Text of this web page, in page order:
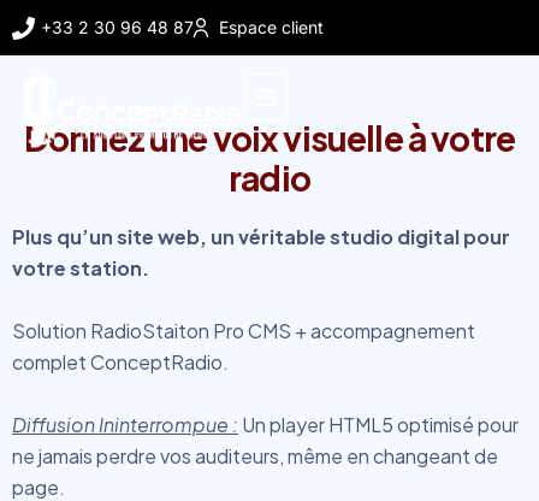
+33 2 30 96 48 87 Espace client
Donnez une voix visuelle à votre
radio
Plus qu’un site web, un véritable studio digital pour
votre station.
Solution RadioStaiton Pro CMS + accompagnement
complet ConceptRadio.
Diffusion Ininterrompue : Un player HTML5 optimisé pour
ne jamais perdre vos auditeurs, même en changeant de
page.